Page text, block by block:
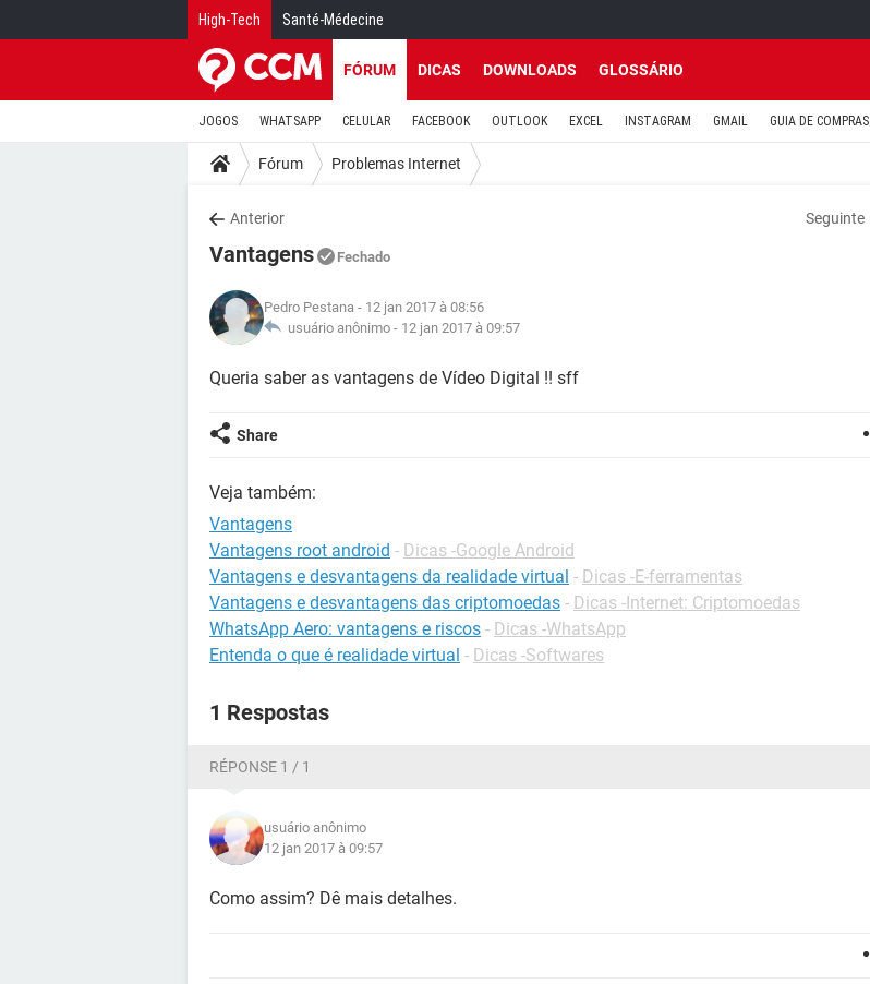
High-Tech Santé-Médecine
FÓRUM DICAS DOWNLOADS GLOSSÁRIO
JOGOS WHATSAPP CELULAR FACEBOOK OUTLOOK EXCEL INSTAGRAM GMAIL GUIA DE COMPRAS
Fórum Problemas Internet
Anterior Seguinte
Vantagens Fechado
Pedro Pestana - 12 jan 2017 à 08:56
usuário anônimo - 12 jan 2017 à 09:57
Queria saber as vantagens de Vídeo Digital !! sff
Share
Veja também:
Vantagens
Vantagens root android - Dicas -Google Android
Vantagens e desvantagens da realidade virtual - Dicas -E-ferramentas
Vantagens e desvantagens das criptomoedas - Dicas -Internet: Criptomoedas
WhatsApp Aero: vantagens e riscos - Dicas -WhatsApp
Entenda o que é realidade virtual - Dicas -Softwares
1 Respostas
RÉPONSE 1 / 1
usuário anônimo
12 jan 2017 à 09:57
Como assim? Dê mais detalhes.